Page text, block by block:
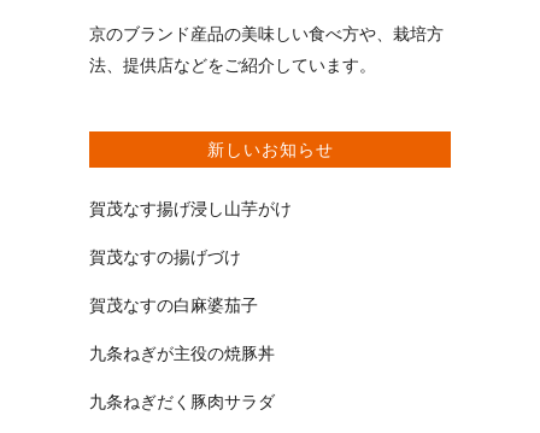
京のブランド産品の美味しい食べ方や、栽培方
法、提供店などをご紹介しています。
新しいお知らせ
賀茂なす揚げ浸し山芋がけ
賀茂なすの揚げづけ
賀茂なすの白麻婆茄子
九条ねぎが主役の焼豚丼
九条ねぎだく豚肉サラダ